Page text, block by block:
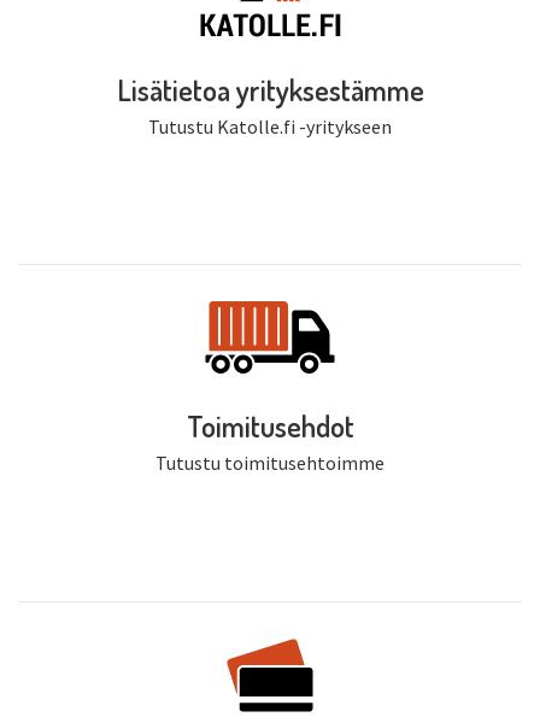
Lisätietoa yrityksestämme
Tutustu Katolle.fi -yritykseen
Toimitusehdot
Tutustu toimitusehtoimme